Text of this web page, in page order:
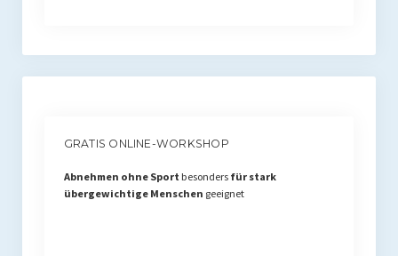
GRATIS ONLINE-WORKSHOP
Abnehmen ohne Sport besonders für stark
übergewichtige Menschen geeignet